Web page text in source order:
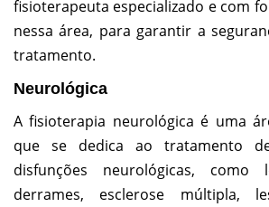
fisioterapeuta especializado e com
nessa área, para garantir a
tratamento.
Neurológica
A fisioterapia neurológica é uma
que se dedica ao tratamento
disfunções neurológicas, como
derrames, esclerose múltipla,